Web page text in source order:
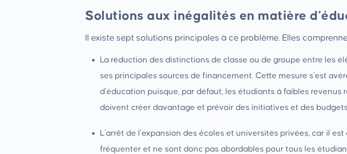
Solutions aux inégalités en matière
Il existe sept solutions principales à ce problème. Elles
La réduction des distinctions de classe ou de groupe entre les
ses principales sources de financement. Cette mesure s’est
d’éducation puisque, par défaut, les étudiants à faibles
doivent créer davantage et prévoir des initiatives et des
L’arrêt de l’expansion des écoles et universités privées, car il
fréquenter et ne sont donc pas abordables pour tous les